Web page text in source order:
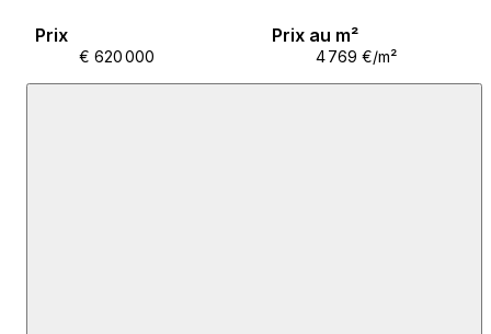
Prix
€ 620 000
Prix au m²
4 769 €/m²